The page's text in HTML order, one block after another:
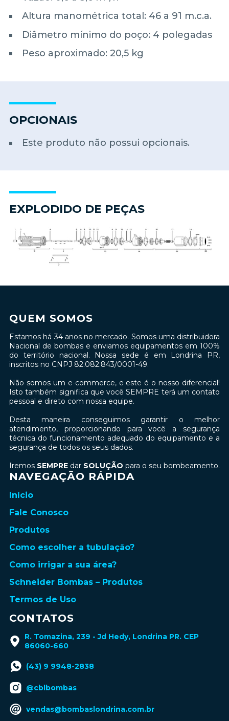
Altura manométrica total: 46 a 91 m.c.a.
Diâmetro mínimo do poço: 4 polegadas
Peso aproximado: 20,5 kg
OPCIONAIS
Este produto não possui opcionais.
EXPLODIDO DE PEÇAS
QUEM SOMOS
Estamos há 34 anos no mercado. Somos uma distribuidora
Nacional de bombas e enviamos equipamentos em 100%
do território nacional. Nossa sede é em Londrina PR,
inscritos no CNPJ 82.082.843/0001-49.
Não somos um e-commerce, e este é o nosso diferencial!
Isto também significa que você SEMPRE terá um contato
pessoal e direto com nossa equipe.
Desta maneira conseguimos garantir o melhor
atendimento, proporcionando para você a segurança
técnica do funcionamento adequado do equipamento e a
segurança de todos os seus dados.
Iremos SEMPRE dar SOLUÇÃO para o seu bombeamento.
NAVEGAÇÃO RÁPIDA
Início
Fale Conosco
Produtos
Como escolher a tubulação?
Como irrigar a sua área?
Schneider Bombas – Produtos
Termos de Uso
CONTATOS
R. Tomazina, 239 - Jd Hedy, Londrina PR. CEP
86060-660
(43) 9 9948-2838
@cblbombas
vendas@bombaslondrina.com.br